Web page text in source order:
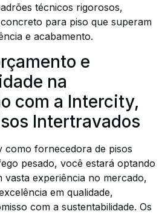
técnicos rigorosos,
para piso que superam
e acabamento.
e
na
com a Intercity,
Intertravados
como fornecedora de pisos
pesado, você estará optando
vasta experiência no mercado,
em qualidade,
com a sustentabilidade. Os